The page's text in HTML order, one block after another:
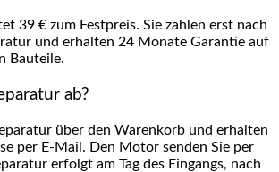
39 € zum Festpreis. Sie zahlen erst nach
und erhalten 24 Monate Garantie auf
Bauteile.
ab?
über den Warenkorb und erhalten
per E-Mail. Den Motor senden Sie per
erfolgt am Tag des Eingangs, nach